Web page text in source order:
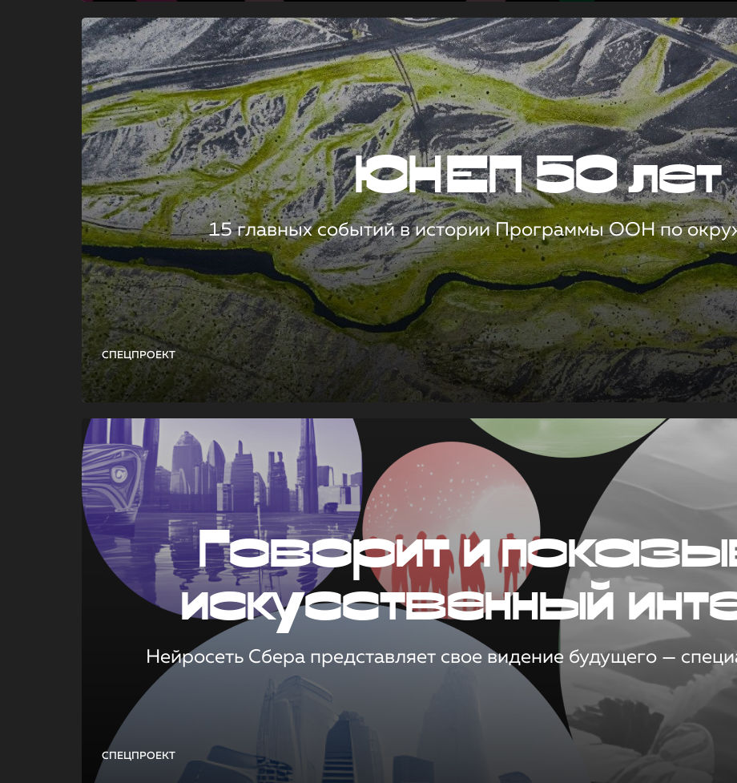
СПЕЦПРОЕКТ
ЮНЕП 50 лет
15 главных событий в истории Программы ООН по
СПЕЦПРОЕКТ
Говорит и
искусственный
Нейросеть Сбера представляет свое видение будущего —